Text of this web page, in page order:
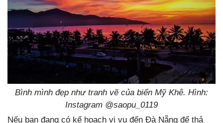
Bình mình đẹp như tranh vẽ của biển Mỹ Khê. Hình:
Instagram @saopu_0119
Nếu bạn đang có kế hoạch vi vu đến Đà Nẵng để thả